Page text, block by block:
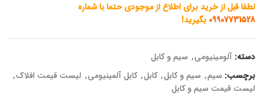
لطفا قبل از خرید برای اطلاع از موجودی حتما با شماره
09907731528 بگیرید!
دسته: آلومینیومی, سیم و کابل
برچسب: سیم, سیم و کابل, کابل, کابل آلمینیومی, لیست قیمت افلاک,
لیست قیمت سیم و کابل